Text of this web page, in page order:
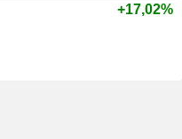
+17,02%